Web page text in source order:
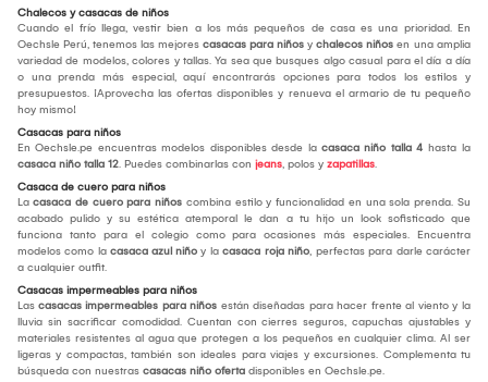
Chalecos y casacas de niños
Cuando el frío llega, vestir bien a los más pequeños de casa es una prioridad. En
Oechsle Perú, tenemos las mejores casacas para niños y chalecos niños en una amplia
variedad de modelos, colores y tallas. Ya sea que busques algo casual para el día a día
o una prenda más especial, aquí encontrarás opciones para todos los estilos y
presupuestos. ¡Aprovecha las ofertas disponibles y renueva el armario de tu pequeño
hoy mismo!
Casacas para niños
En Oechsle.pe encuentras modelos disponibles desde la casaca niño talla 4 hasta la
casaca niño talla 12. Puedes combinarlas con jeans, polos y zapatillas.
Casaca de cuero para niños
La casaca de cuero para niños combina estilo y funcionalidad en una sola prenda. Su
acabado pulido y su estética atemporal le dan a tu hijo un look sofisticado que
funciona tanto para el colegio como para ocasiones más especiales. Encuentra
modelos como la casaca azul niño y la casaca roja niño, perfectas para darle carácter
a cualquier outfit.
Casacas impermeables para niños
Las casacas impermeables para niños están diseñadas para hacer frente al viento y la
lluvia sin sacrificar comodidad. Cuentan con cierres seguros, capuchas ajustables y
materiales resistentes al agua que protegen a los pequeños en cualquier clima. Al ser
ligeras y compactas, también son ideales para viajes y excursiones. Complementa tu
búsqueda con nuestras casacas niño oferta disponibles en Oechsle.pe.